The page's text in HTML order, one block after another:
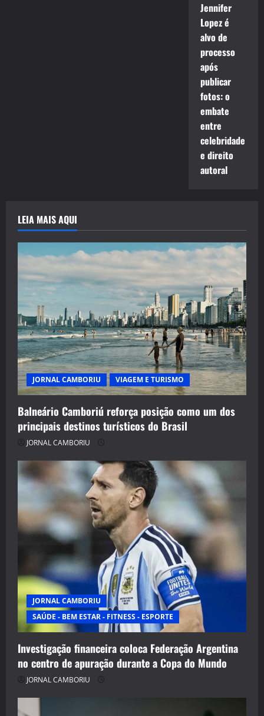
Jennifer
Lopez é
alvo de
processo
após
publicar
fotos: o
embate
entre
celebridade
e direito
autoral
LEIA MAIS AQUI
JORNAL CAMBORIU VIAGEM E TURISMO
Balneário Camboriú reforça posição como um dos
principais destinos turísticos do Brasil
JORNAL CAMBORIU
JORNAL CAMBORIU
SAÚDE - BEM ESTAR - FITNESS - ESPORTE
Investigação financeira coloca Federação Argentina
no centro de apuração durante a Copa do Mundo
JORNAL CAMBORIU